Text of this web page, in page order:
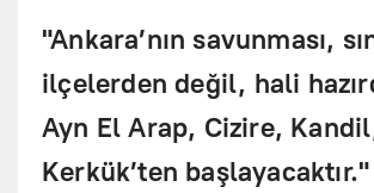
"Ankara’nın savunması,
ilçelerden değil, hali
Ayn El Arap, Cizire,
Kerkük’ten başlayacaktır."